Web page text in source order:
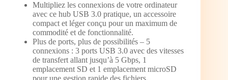
Multipliez les connexions de votre ordinateur
avec ce hub USB 3.0 pratique, un accessoire
compact et léger conçu pour un maximum de
commodité et de fonctionnalité.
Plus de ports, plus de possibilités – 5
connexions : 3 ports USB 3.0 avec des vitesses
de transfert allant jusqu’à 5 Gbps, 1
emplacement SD et 1 emplacement microSD